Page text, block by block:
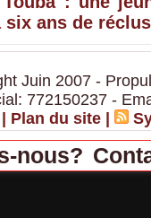
six ans de
Juin 2007 -
772150237 -
Plan du site
nous?